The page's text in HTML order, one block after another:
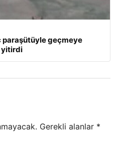
paraşütüyle geçmeye
yitirdi
Gerekli alanlar *